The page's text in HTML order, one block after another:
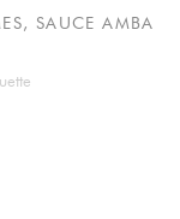
SAUCE AMBA